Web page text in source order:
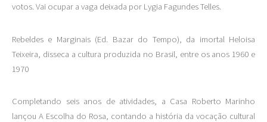
votos. Vai ocupar a vaga deixada por Lygia Fagundes Telles.
Rebeldes e Marginais (Ed. Bazar do Tempo), da imortal Heloisa
Teixeira, disseca a cultura produzida no Brasil, entre os anos 1960 e
1970
Completando seis anos de atividades, a Casa Roberto Marinho
lançou A Escolha do Rosa, contando a história da vocação cultural